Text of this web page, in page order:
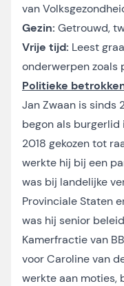
van
Gezin: Getrouwd,
Vrije tijd: Leest
onderwerpen zoals
Politieke
Jan Zwaan is sinds
begon als
2018 gekozen tot
werkte hij bij een
was bij landelijke
Provinciale Staten
was hij senior
Kamerfractie van
voor Caroline van
werkte aan moties,